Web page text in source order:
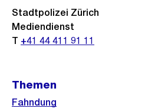
Stadtpolizei Zürich
Mediendienst
T +41 44 411 91 11
Themen
Fahndung